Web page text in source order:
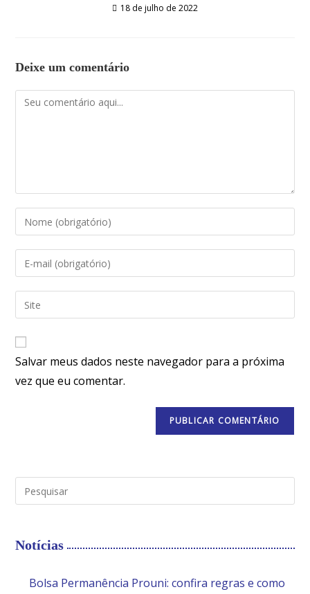
18 de julho de 2022
Deixe um comentário
Salvar meus dados neste navegador para a próxima
vez que eu comentar.
Notícias
Bolsa Permanência Prouni: confira regras e como